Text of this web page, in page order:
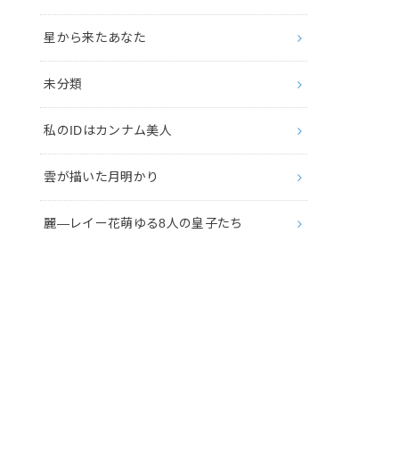
星から来たあなた
未分類
私のIDはカンナム美人
雲が描いた月明かり
麗―レイー花萌ゆる8人の皇子たち